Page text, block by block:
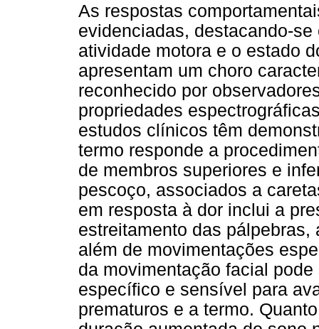
As respostas
evidenciadas, destacando-
atividade motora e o estado
apresentam um choro
reconhecido por
propriedades
estudos clínicos têm
termo responde a
de membros superiores e
pescoço, associados a
em resposta à dor inclui a
estreitamento das
além de movimentações
da movimentação facial
específico e sensível para
prematuros e a termo.